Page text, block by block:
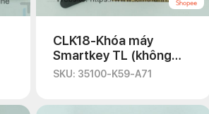
CLK18-Khóa máy
Smartkey TL (không
Remote, ECU)
SKU: 35100-K59-A71